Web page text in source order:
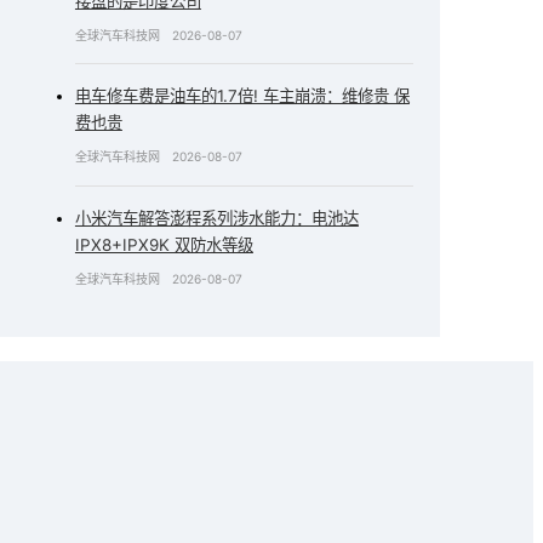
全球汽车科技网 2026-08-07
电车修车费是油车的1.7倍! 车主崩溃：维修贵 保
费也贵
全球汽车科技网 2026-08-07
小米汽车解答澎程系列涉水能力：电池达
IPX8+IPX9K 双防水等级
全球汽车科技网 2026-08-07